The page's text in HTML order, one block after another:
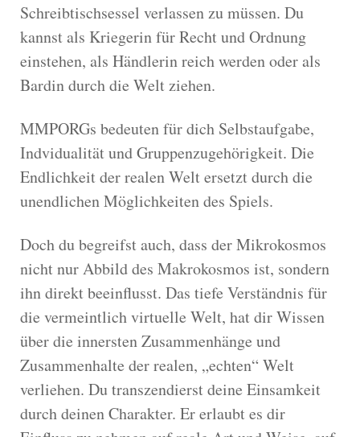
Schreibtischsessel verlassen zu müssen. Du
kannst als Kriegerin für Recht und Ordnung
einstehen, als Händlerin reich werden oder als
Bardin durch die Welt ziehen.
MMPORGs bedeuten für dich Selbstaufgabe,
Indvidualität und Gruppenzugehörigkeit. Die
Endlichkeit der realen Welt ersetzt durch die
unendlichen Möglichkeiten des Spiels.
Doch du begreifst auch, dass der Mikrokosmos
nicht nur Abbild des Makrokosmos ist, sondern
ihn direkt beeinflusst. Das tiefe Verständnis für
die vermeintlich virtuelle Welt, hat dir Wissen
über die innersten Zusammenhänge und
Zusammenhalte der realen, „echten“ Welt
verliehen. Du transzendierst deine Einsamkeit
durch deinen Charakter. Er erlaubt es dir